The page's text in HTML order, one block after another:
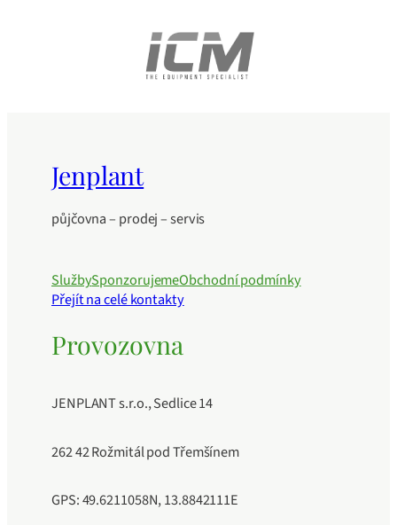
Jenplant
půjčovna – prodej – servis
SlužbySponzorujemeObchodní podmínky
Přejít na celé kontakty
Provozovna
JENPLANT s.r.o., Sedlice 14
262 42 Rožmitál pod Třemšínem
GPS: 49.6211058N, 13.8842111E